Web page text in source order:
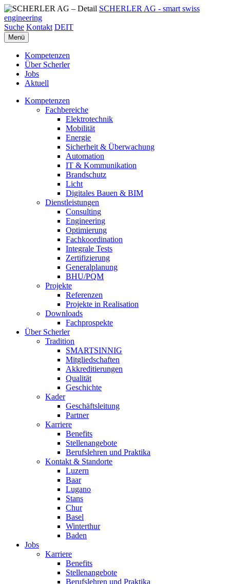
SCHERLER AG - smart swiss
engineering
Suche Kontakt DEIT
Menü
Kompetenzen
Über Scherler
Jobs
Aktuell
Kompetenzen
Fachbereiche
Elektrotechnik
Mobilität
Energie
Sicherheit & Überwachung
Automation
IT & Kommunikation
Brandschutz
Licht
Digitales Bauen & BIM
Dienstleistungen
Consulting
Engineering
Optimierung
Fachkoordination
Integrale Tests
Zertifizierung
Generalplanung
BHU/PQM
Projekte
Referenzen
Projekte in Realisation
Downloads
Fachprospekte
Über Scherler
Tradition
SMARTSINNIG
Mitgliedschaften
Akkreditierungen
Qualität
Geschichte
Kader
Geschäftsleitung
Partner
Karriere
Benefits
Stellenangebote
Berufslehren und Praktika
Kontakt & Standorte
Luzern
Baar
Lugano
Stans
Chur
Basel
Winterthur
Baden
Jobs
Karriere
Benefits
Stellenangebote
Berufslehren und Praktika